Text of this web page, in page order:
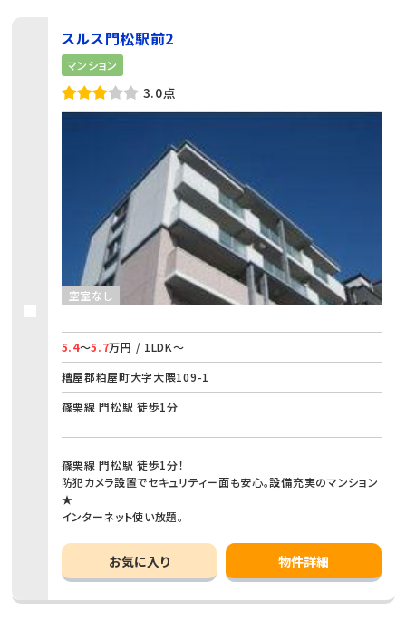
スルス門松駅前2
マンション
3.0点
空室なし
5.4～5.7万円 / 1LDK～
糟屋郡粕屋町大字大隈109-1
篠栗線 門松駅 徒歩1分
篠栗線 門松駅 徒歩1分！
防犯カメラ設置でセキュリティー面も安心。設備充実のマンション
★
インターネット使い放題。
お気に入り 物件詳細